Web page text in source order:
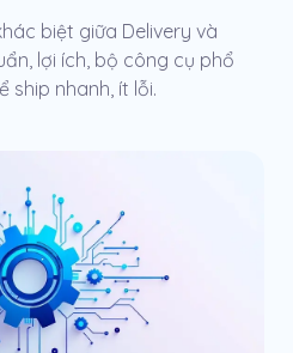
biệt giữa Delivery và
lợi ích, bộ công cụ phổ
ship nhanh, ít lỗi.